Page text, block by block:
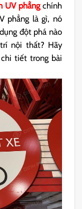
UV phẳngchính
phẳng là gì, nó
đột phá nào
nội thất? Hãy
tiết trong bài